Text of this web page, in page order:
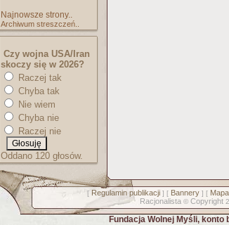
Najnowsze strony..
Archiwum streszczeń..
Czy wojna USA/Iran
skoczy się w 2026?
Raczej tak
Chyba tak
Nie wiem
Chyba nie
Raczej nie
Oddano 120 głosów.
[ Regulamin publikacji] [ Bannery] [
Racjonalista © Copyright
Fundacja Wolnej Myśli, konto